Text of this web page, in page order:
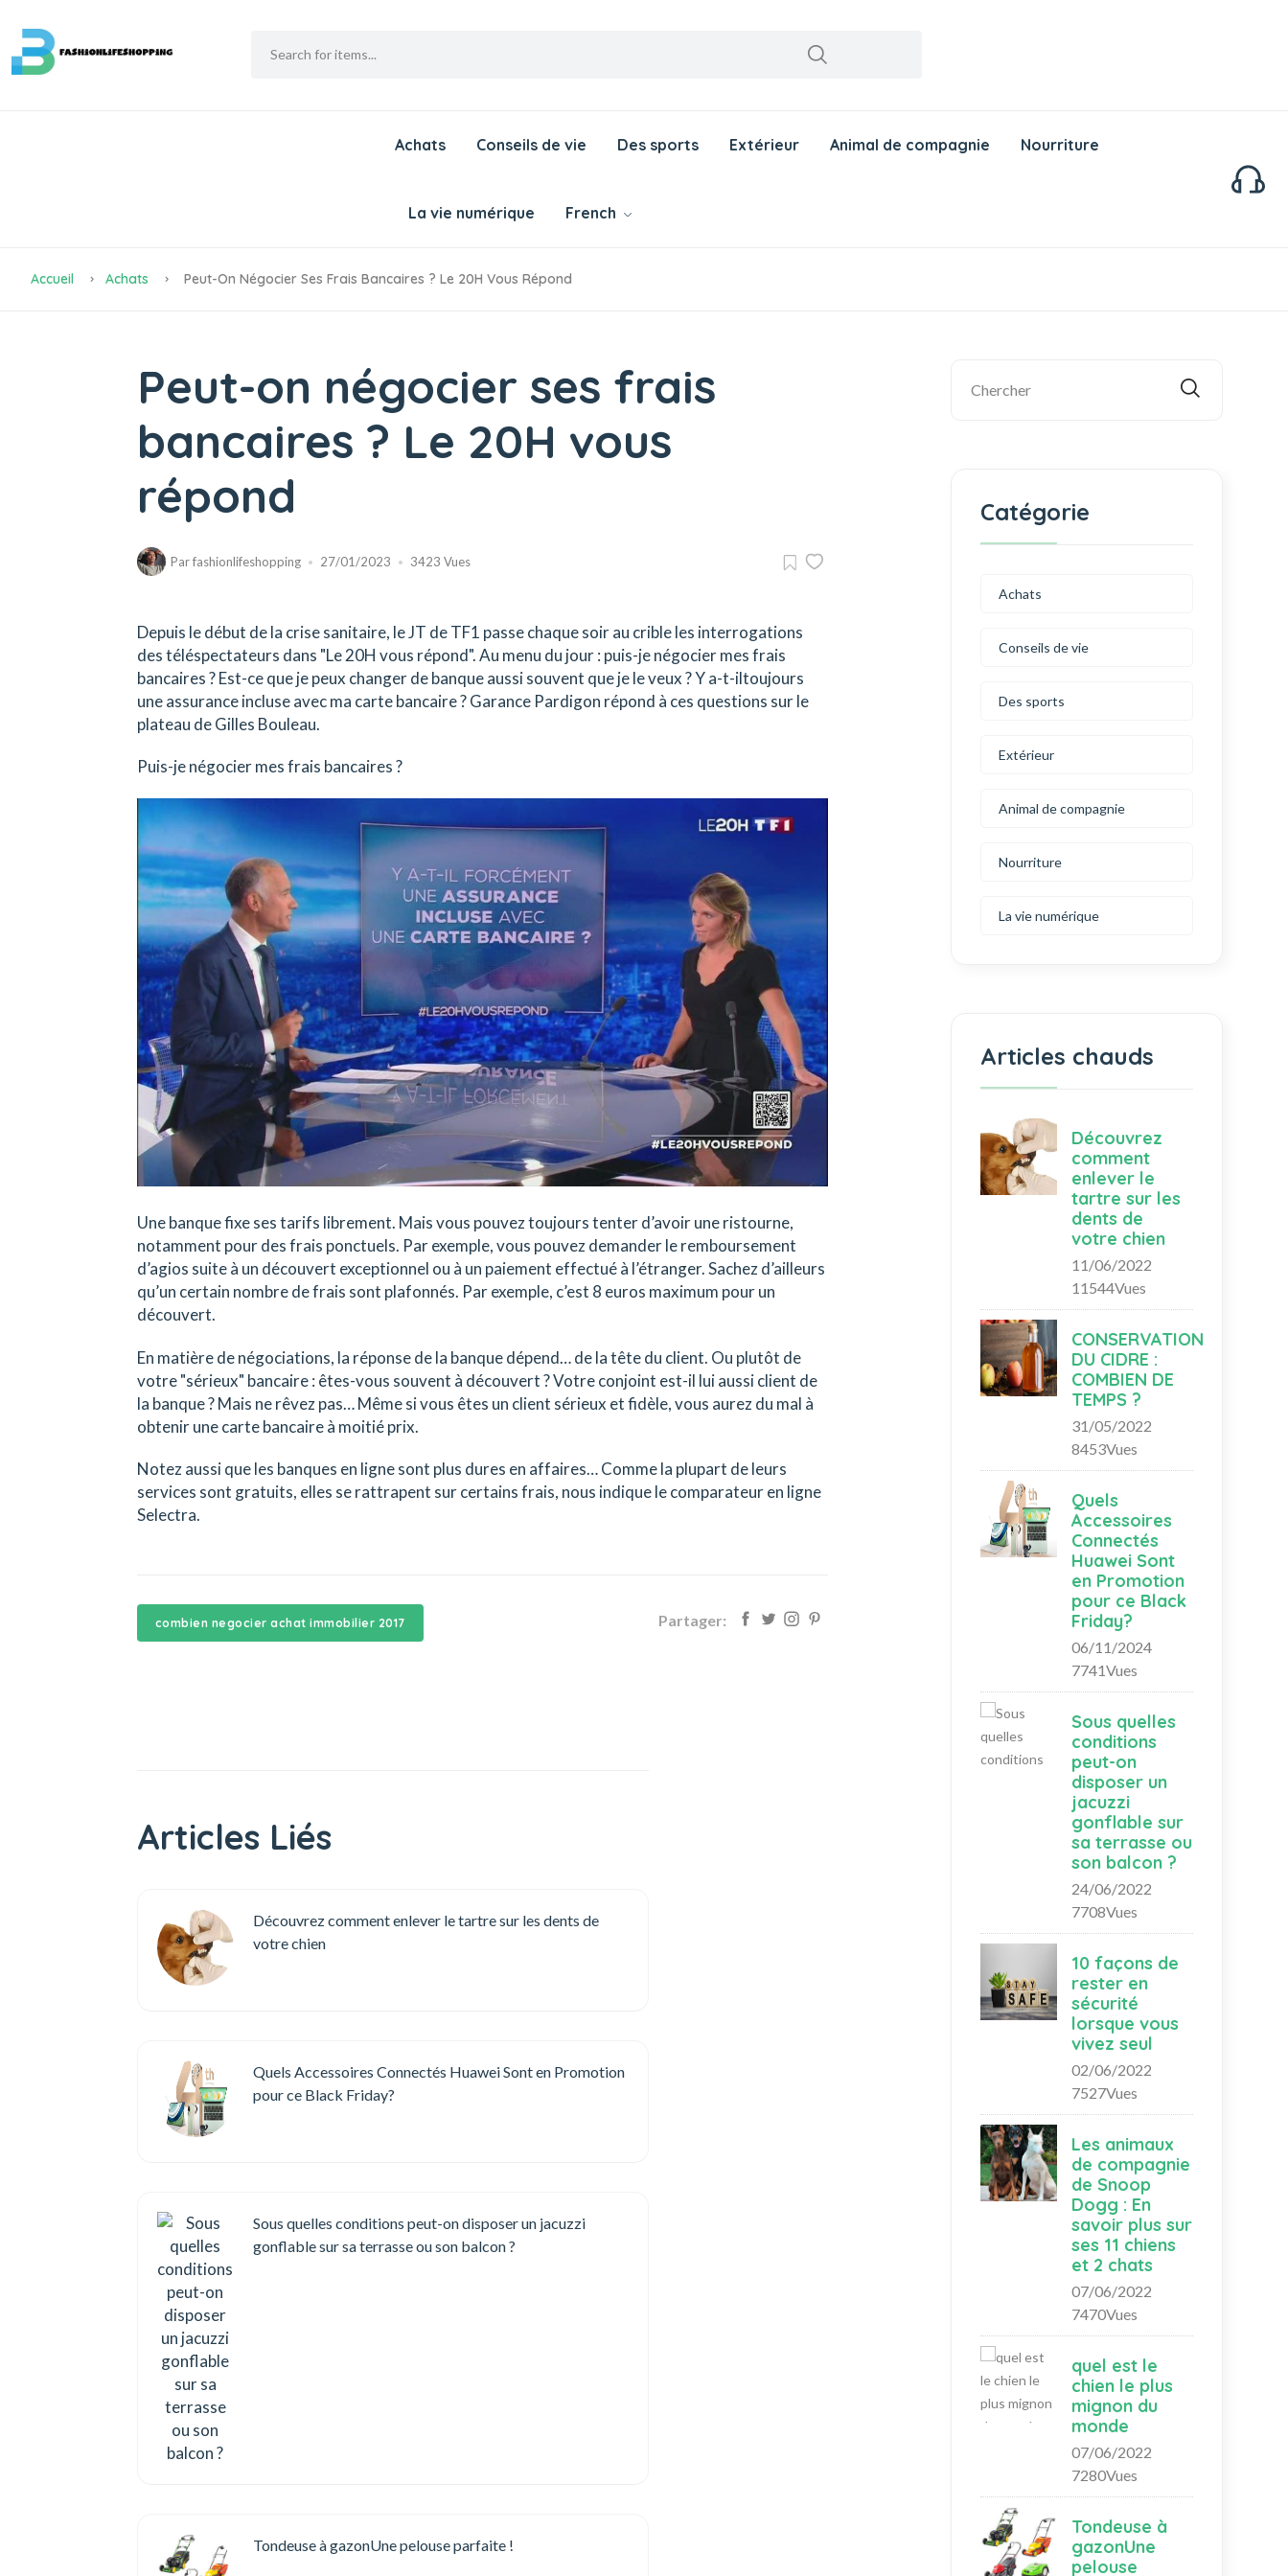
Achats Conseils de vie Des sports Extérieur Animal de compagnie Nourriture
La vie numérique French
Accueil Achats Peut-On Négocier Ses Frais Bancaires ? Le 20H Vous Répond
Peut-on négocier ses frais
bancaires ? Le 20H vous
répond
Parfashionlifeshopping 27/01/2023 3423 Vues
Depuis le début de la crise sanitaire, le JT de TF1 passe chaque soir au crible les interrogations
des téléspectateurs dans "Le 20H vous répond". Au menu du jour : puis-je négocier mes frais
bancaires ? Est-ce que je peux changer de banque aussi souvent que je le veux ? Y a-t-iltoujours
une assurance incluse avec ma carte bancaire ? Garance Pardigon répond à ces questions sur le
plateau de Gilles Bouleau.
Puis-je négocier mes frais bancaires ?
Une banque fixe ses tarifs librement. Mais vous pouvez toujours tenter d’avoir une ristourne,
notamment pour des frais ponctuels. Par exemple, vous pouvez demander le remboursement
d’agios suite à un découvert exceptionnel ou à un paiement effectué à l’étranger. Sachez d’ailleurs
qu’un certain nombre de frais sont plafonnés. Par exemple, c’est 8 euros maximum pour un
découvert.
En matière de négociations, la réponse de la banque dépend… de la tête du client. Ou plutôt de
votre "sérieux" bancaire : êtes-vous souvent à découvert ? Votre conjoint est-il lui aussi client de
la banque ? Mais ne rêvez pas… Même si vous êtes un client sérieux et fidèle, vous aurez du mal à
obtenir une carte bancaire à moitié prix.
Notez aussi que les banques en ligne sont plus dures en affaires… Comme la plupart de leurs
services sont gratuits, elles se rattrapent sur certains frais, nous indique le comparateur en ligne
Selectra.
combien negocier achat immobilier 2017 Partager:
Articles Liés
Découvrez comment enlever le tartre sur les dents de
votre chien
Quels Accessoires Connectés Huawei Sont en Promotion
pour ce Black Friday?
Sous quelles conditions peut-on disposer un jacuzzi
gonflable sur sa terrasse ou son balcon ?
Tondeuse à gazonUne pelouse parfaite !
Catégorie
Achats
Conseils de vie
Des sports
Extérieur
Animal de compagnie
Nourriture
La vie numérique
Articles chauds
Découvrez
comment
enlever le
tartre sur les
dents de
votre chien
11/06/2022
11544Vues
CONSERVATION
DU CIDRE :
COMBIEN DE
TEMPS ?
31/05/2022
8453Vues
Quels
Accessoires
Connectés
Huawei Sont
en Promotion
pour ce Black
Friday?
06/11/2024
7741Vues
Sous quelles
conditions
peut-on
disposer un
jacuzzi
gonflable sur
sa terrasse ou
son balcon ?
24/06/2022
7708Vues
10 façons de
rester en
sécurité
lorsque vous
vivez seul
02/06/2022
7527Vues
Les animaux
de compagnie
de Snoop
Dogg : En
savoir plus sur
ses 11 chiens
et 2 chats
07/06/2022
7470Vues
quel est le
chien le plus
mignon du
monde
07/06/2022
7280Vues
Tondeuse à
gazonUne
pelouse